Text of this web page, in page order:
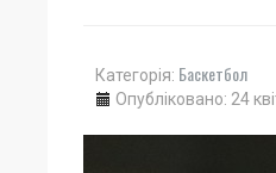
Категорія: Баскетбол
Опубліковано: 24